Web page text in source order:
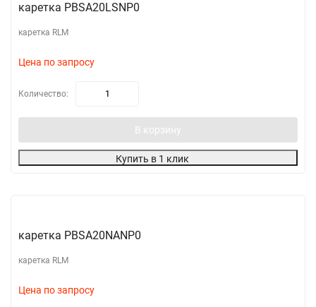
каретка PBSA20LSNP0
каретка RLM
Цена по запросу
Количество:
В корзину
Купить в 1 клик
каретка PBSA20NANP0
каретка RLM
Цена по запросу